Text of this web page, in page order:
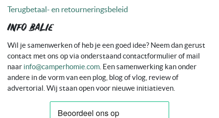
Terugbetaal- en retourneringsbeleid
Info balie
Wil je samenwerken of heb je een goed idee? Neem dan gerust
contact met ons op via onderstaand contactformulier of mail
naar info@camperhomie.com . Een samenwerking kan onder
andere in de vorm van een plog, blog of vlog, review of
advertorial. Wij staan open voor nieuwe initiatieven.